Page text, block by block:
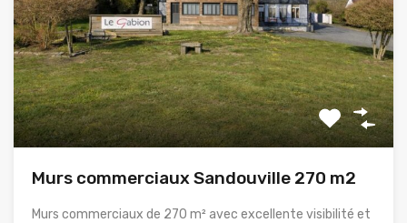
Murs commerciaux Sandouville 270 m2
Murs commerciaux de 270 m² avec excellente visibilité et